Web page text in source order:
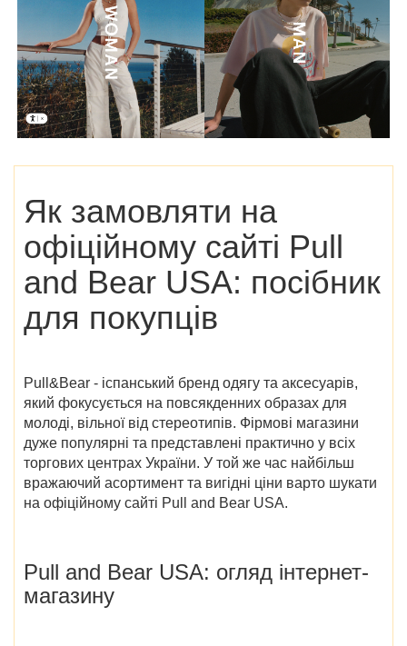
Як замовляти на
офіційному сайті Pull
and Bear USA: посібник
для покупців
Pull&Bear - іспанський бренд одягу та аксесуарів,
який фокусується на повсякденних образах для
молоді, вільної від стереотипів. Фірмові магазини
дуже популярні та представлені практично у всіх
торгових центрах України. У той же час найбільш
вражаючий асортимент та вигідні ціни варто шукати
на офіційному сайті Pull and Bear USA.
Pull and Bear USA: огляд інтернет-
магазину